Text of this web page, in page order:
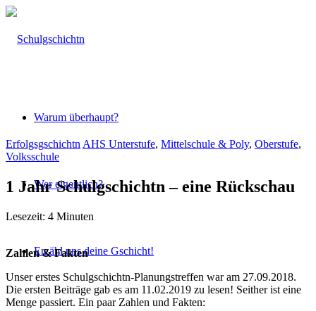
Warum überhaupt?
Wer eigentlich?
Erzähl uns deine Gschicht!
Erfolgsgschichtn AHS Unterstufe, Mittelschule & Poly, Oberstufe,
Volksschule
1 Jahr Schulgschichtn – eine Rückschau
Lesezeit: 4 Minuten
Zahlen & Fakten
Unser erstes Schulgschichtn-Planungstreffen war am 27.09.2018.
Die ersten Beiträge gab es am 11.02.2019 zu lesen! Seither ist eine
Menge passiert. Ein paar Zahlen und Fakten: